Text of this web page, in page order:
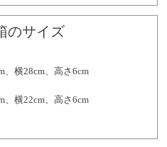
のサイズ
、横28cm、高さ6cm
、横22cm、高さ6cm